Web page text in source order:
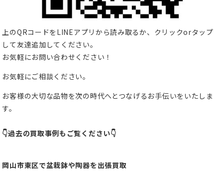
上のQRコードをLINEアプリから読み取るか、クリックorタップ
して友達追加してください。
お気軽にお問い合わせください！
お気軽にご相談ください。
お客様の大切な品物を次の時代へとつなげるお手伝いをいたしま
す。
👇過去の買取事例もご覧ください👇
岡山市東区で盆栽鉢や陶器を出張買取